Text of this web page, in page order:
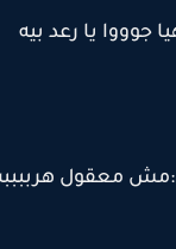
جوووا يا رعد بيه
معقول